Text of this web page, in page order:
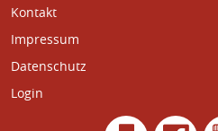
Kontakt
Impressum
Datenschutz
Login